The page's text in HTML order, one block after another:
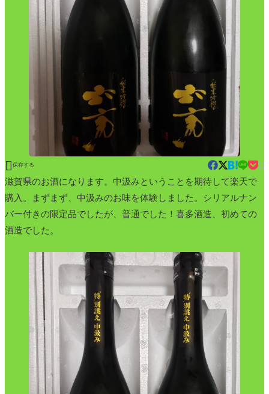
 保存する 
滋賀県のお酒になります。中汲みということを期待して楽天で
購入。まずまず、中汲みのお味を体験しました。シリアルナン
バー付きの限定品でしたが、普通でした！喜多酒造、初めての
酒造でした。